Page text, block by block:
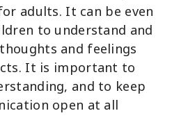
adults. It can be even
to understand and
and feelings
It is important to
and to keep
open at all